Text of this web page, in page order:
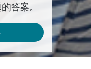
答案。